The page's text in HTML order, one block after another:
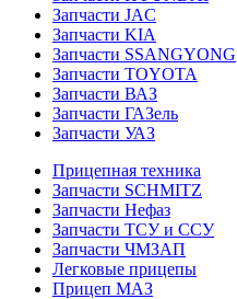
Запчасти JAC
Запчасти KIA
Запчасти SSANGYONG
Запчасти TOYOTA
Запчасти ВАЗ
Запчасти ГАЗель
Запчасти УАЗ
Прицепная техника
Запчасти SCHMITZ
Запчасти Нефаз
Запчасти ТСУ и ССУ
Запчасти ЧМЗАП
Легковые прицепы
Прицеп МАЗ